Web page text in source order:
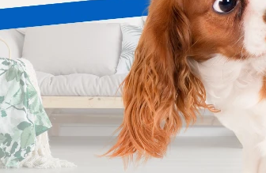
Hpm Gato Urology Dissolution &